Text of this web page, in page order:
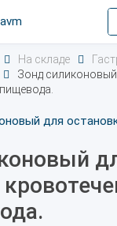
На складе
Зонд